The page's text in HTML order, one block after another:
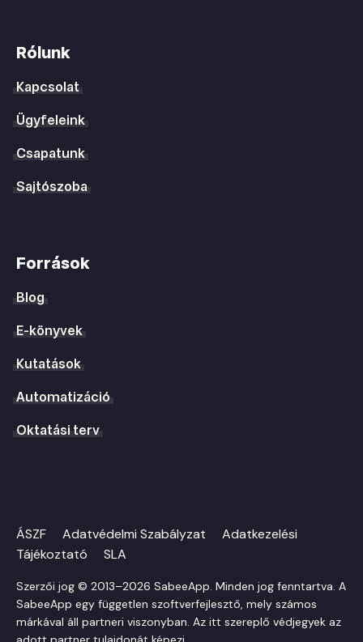
Rólunk
Kapcsolat
Ügyfeleink
Csapatunk
Sajtószoba
Források
Blog
E-könyvek
Kutatások
Automatizáció
Oktatási terv
ÁSZF Adatvédelmi Szabályzat
Adatkezelési
Tájékoztató
SLA
Szerzői jog © 2013–2026 SabeeApp. Minden jog fenntartva. A
SabeeApp egy független szoftverfejlesztő, mely számos
márkával áll partneri viszonyban. Az itt szereplő védjegyek az